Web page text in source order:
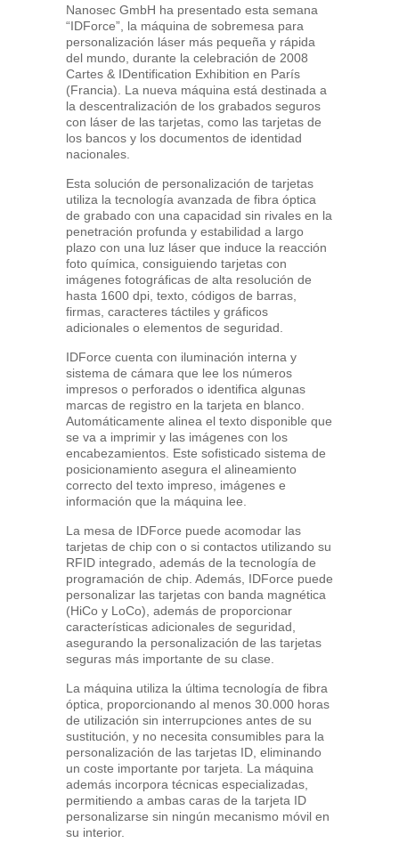
Nanosec GmbH ha presentado esta semana
“IDForce”, la máquina de sobremesa para
personalización láser más pequeña y rápida
del mundo, durante la celebración de 2008
Cartes & IDentification Exhibition en París
(Francia). La nueva máquina está destinada a
la descentralización de los grabados seguros
con láser de las tarjetas, como las tarjetas de
los bancos y los documentos de identidad
nacionales.
Esta solución de personalización de tarjetas
utiliza la tecnología avanzada de fibra óptica
de grabado con una capacidad sin rivales en la
penetración profunda y estabilidad a largo
plazo con una luz láser que induce la reacción
foto química, consiguiendo tarjetas con
imágenes fotográficas de alta resolución de
hasta 1600 dpi, texto, códigos de barras,
firmas, caracteres táctiles y gráficos
adicionales o elementos de seguridad.
IDForce cuenta con iluminación interna y
sistema de cámara que lee los números
impresos o perforados o identifica algunas
marcas de registro en la tarjeta en blanco.
Automáticamente alinea el texto disponible que
se va a imprimir y las imágenes con los
encabezamientos. Este sofisticado sistema de
posicionamiento asegura el alineamiento
correcto del texto impreso, imágenes e
información que la máquina lee.
La mesa de IDForce puede acomodar las
tarjetas de chip con o si contactos utilizando su
RFID integrado, además de la tecnología de
programación de chip. Además, IDForce puede
personalizar las tarjetas con banda magnética
(HiCo y LoCo), además de proporcionar
características adicionales de seguridad,
asegurando la personalización de las tarjetas
seguras más importante de su clase.
La máquina utiliza la última tecnología de fibra
óptica, proporcionando al menos 30.000 horas
de utilización sin interrupciones antes de su
sustitución, y no necesita consumibles para la
personalización de las tarjetas ID, eliminando
un coste importante por tarjeta. La máquina
además incorpora técnicas especializadas,
permitiendo a ambas caras de la tarjeta ID
personalizarse sin ningún mecanismo móvil en
su interior.